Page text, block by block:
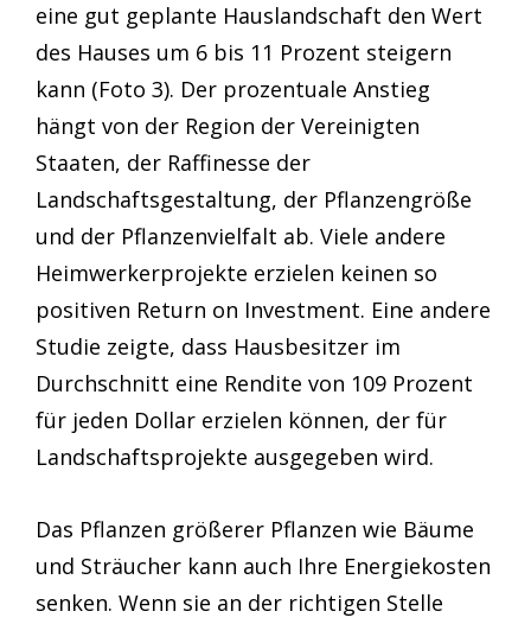
eine gut geplante Hauslandschaft den Wert
des Hauses um 6 bis 11 Prozent steigern
kann (Foto 3). Der prozentuale Anstieg
hängt von der Region der Vereinigten
Staaten, der Raffinesse der
Landschaftsgestaltung, der Pflanzengröße
und der Pflanzenvielfalt ab. Viele andere
Heimwerkerprojekte erzielen keinen so
positiven Return on Investment. Eine andere
Studie zeigte, dass Hausbesitzer im
Durchschnitt eine Rendite von 109 Prozent
für jeden Dollar erzielen können, der für
Landschaftsprojekte ausgegeben wird.
Das Pflanzen größerer Pflanzen wie Bäume
und Sträucher kann auch Ihre Energiekosten
senken. Wenn sie an der richtigen Stelle